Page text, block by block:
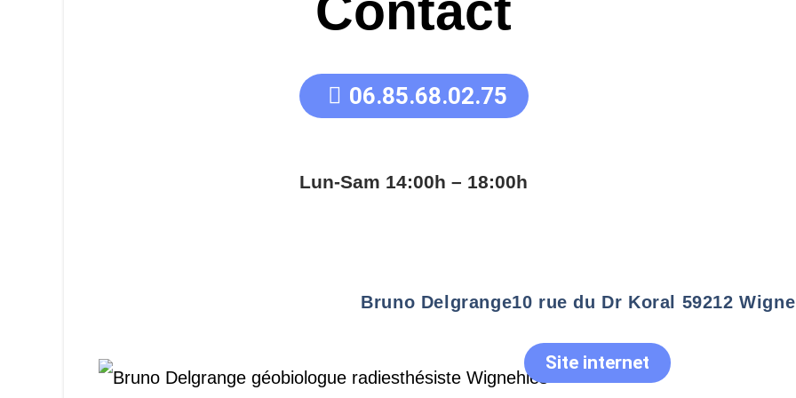
06.85.68.02.75
Lun-Sam 14:00h – 18:00h
Bruno Delgrange10 rue du Dr Koral 59212
Site internet